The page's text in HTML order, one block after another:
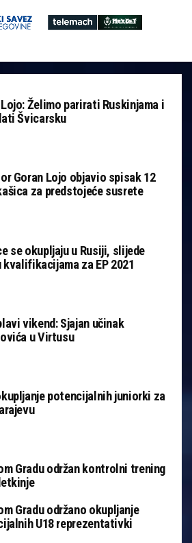
Želimo parirati Ruskinjama i
Švicarsku
Goran Lojo objavio spisak 12
za predstojeće susrete
se okupljaju u Rusiji, slijede
kvalifikacijama za EP 2021
vikend: Sjajan učinak
u Virtusu
potencijalnih juniorki za
Gradu održan kontrolni trening
Gradu održano okupljanje
U18 reprezentativki